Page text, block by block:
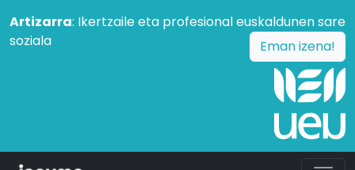
Artizarra: Ikertzaile eta profesional euskaldunen sare
soziala
Eman izena!